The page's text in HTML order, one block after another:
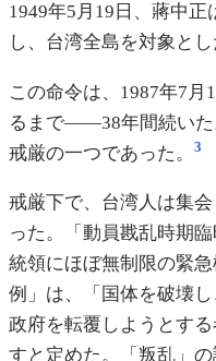
1949年5月19日、蔣中
し、台湾全島を対象とし
この命令は、1987年7
るまで――38年間続いた
戒厳の一つであった。
3
戒厳下で、台湾人は集
った。「動員戡乱時期
統領にほぼ無制限の緊
例」は、「国体を破壊
政府を転覆しようとす
すと定めた。「叛乱」